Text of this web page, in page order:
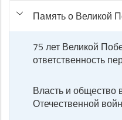
Память о Великой
75 лет Великой
ответственность
Власть и общество
Отечественной